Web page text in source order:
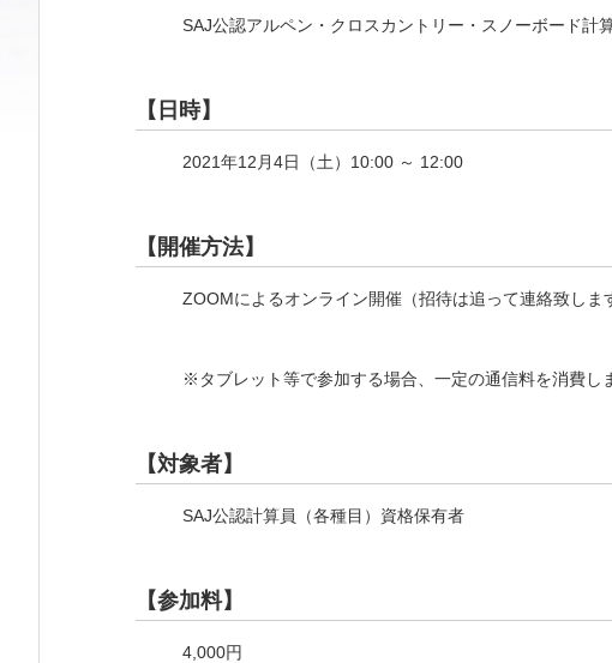
SAJ公認アルペン・クロスカントリー・スノーボード計
【日時】
2021年12月4日（土）10:00 ～ 12:00
【開催方法】
ZOOMによるオンライン開催（招待は追って連絡致しま
※タブレット等で参加する場合、一定の通信料を消費し
【対象者】
SAJ公認計算員（各種目）資格保有者
【参加料】
4,000円